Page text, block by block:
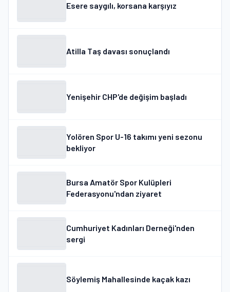
Esere saygılı, korsana karşıyız
Atilla Taş davası sonuçlandı
Yenişehir CHP'de değişim başladı
Yolören Spor U-16 takımı yeni sezonu
bekliyor
Bursa Amatör Spor Kulüpleri
Federasyonu'ndan ziyaret
Cumhuriyet Kadınları Derneği'nden
sergi
Söylemiş Mahallesinde kaçak kazı